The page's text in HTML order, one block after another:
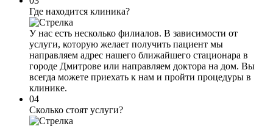
Где находится клиника?
У нас есть несколько филиалов. В зависимости от
услуги, которую желает получить пациент мы
направляем адрес нашего ближайшего стационара в
городе Дмитрове или направляем доктора на дом. Вы
всегда можете приехать к нам и пройти процедуры в
клинике.
04
Сколько стоят услуги?